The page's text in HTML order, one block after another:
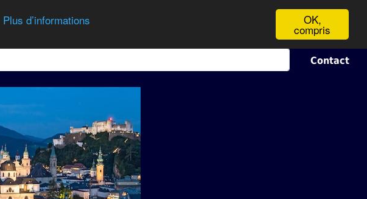
OK,
compris
Plus d’informations
Contact